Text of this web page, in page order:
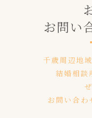
お問い
千歳周辺地
結婚相談
お問い合わ